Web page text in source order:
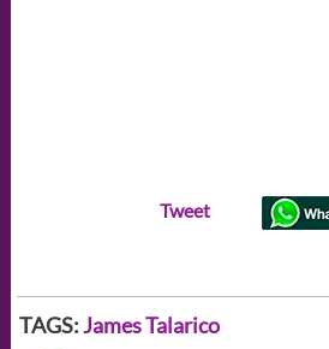
Tweet
TAGS:James Talarico